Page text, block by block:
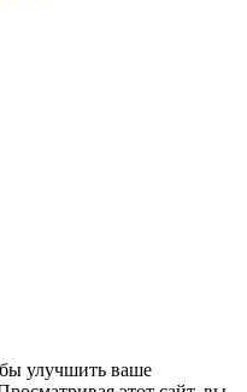
улучшить ваше